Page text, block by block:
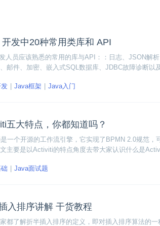
发中20种常用类库和 API
人员应该熟悉的常用的库与API：：日志、JSON解
邮件、加密、嵌入式SQL数据库、JDBC故障诊断以
Java框架 Java入门
五大特点，你都知道吗？
一个开源的工作流引擎，它实现了BPMN 2.0规范，
主要是以Activiti的特点角度去带大家认识什么是
Java面试题
入排序讲解 干货教程
都了解折半插入排序的定义，即对插入排序算法的